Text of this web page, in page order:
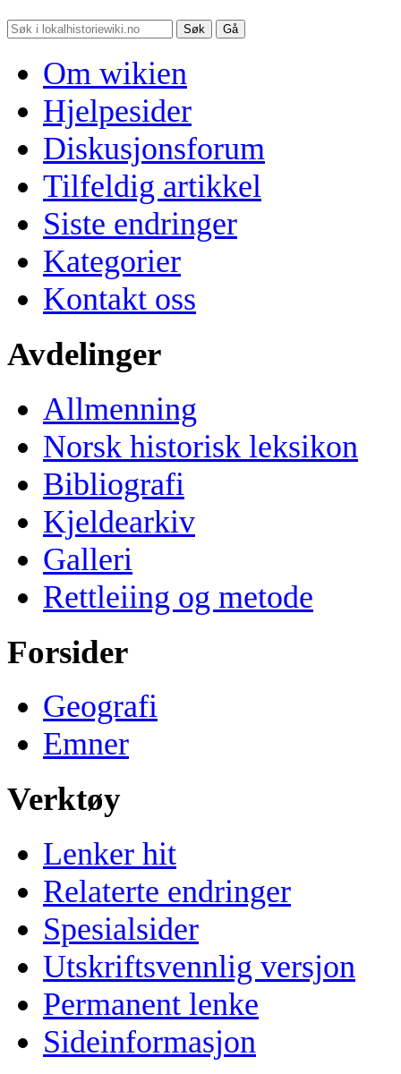
Om wikien
Hjelpesider
Diskusjonsforum
Tilfeldig artikkel
Siste endringer
Kategorier
Kontakt oss
Avdelinger
Allmenning
Norsk historisk leksikon
Bibliografi
Kjeldearkiv
Galleri
Rettleiing og metode
Forsider
Geografi
Emner
Verktøy
Lenker hit
Relaterte endringer
Spesialsider
Utskriftsvennlig versjon
Permanent lenke
Sideinformasjon